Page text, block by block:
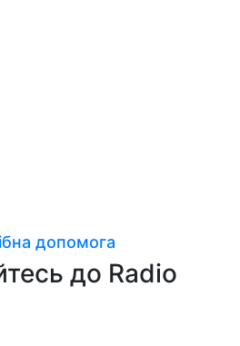
допомога
до Radio